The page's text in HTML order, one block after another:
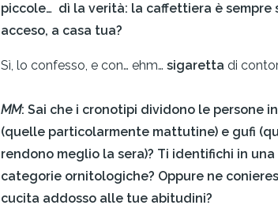
piccole… dì la verità: la caffettiera è sempre
acceso, a casa tua?
Sì, lo confesso, e con… ehm… sigaretta di
MM: Sai che i cronotipi dividono le persone
(quelle particolarmente mattutine) e gufi
rendono meglio la sera)? Ti identifichi in
categorie ornitologiche? Oppure ne
cucita addosso alle tue abitudini?